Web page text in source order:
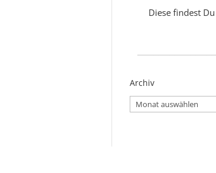
Diese findest Du
Archiv
Archiv